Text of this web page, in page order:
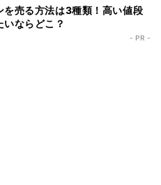
を売る方法は3種類！高い値段
いならどこ？
- PR -